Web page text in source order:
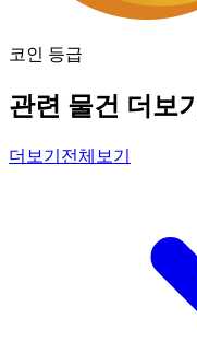
코인 등급
관련 물건 더보기
더보기 전체보기